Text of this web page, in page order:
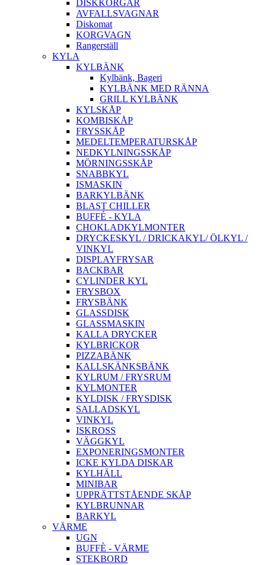
DISKKORGAR
AVFALLSVAGNAR
Diskomat
KORGVAGN
Rangerställ
KYLA
KYLBÄNK
Kylbänk, Bageri
KYLBÄNK MED RÄNNA
GRILL KYLBÄNK
KYLSKÅP
KOMBISKÅP
FRYSSKÅP
MEDELTEMPERATURSKÅP
NEDKYLNINGSSKÅP
MÖRNINGSSKÅP
SNABBKYL
ISMASKIN
BARKYLBÄNK
BLAST CHILLER
BUFFÉ - KYLA
CHOKLADKYLMONTER
DRYCKESKYL / DRICKAKYL/ ÖLKYL /
VINKYL
DISPLAYFRYSAR
BACKBAR
CYLINDER KYL
FRYSBOX
FRYSBÄNK
GLASSDISK
GLASSMASKIN
KALLA DRYCKER
KYLBRICKOR
PIZZABÄNK
KALLSKÄNKSBÄNK
KYLRUM / FRYSRUM
KYLMONTER
KYLDISK / FRYSDISK
SALLADSKYL
VINKYL
ISKROSS
VÄGGKYL
EXPONERINGSMONTER
ICKE KYLDA DISKAR
KYLHÄLL
MINIBAR
UPPRÄTTSTÅENDE SKÅP
KYLBRUNNAR
BARKYL
VÄRME
UGN
BUFFÈ - VÄRME
STEKBORD